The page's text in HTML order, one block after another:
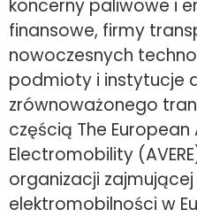
koncerny paliwowe i
finansowe, firmy
nowoczesnych
podmioty i instytucje
zrównoważonego
częścią The
Electromobility
organizacji
elektromobilności w